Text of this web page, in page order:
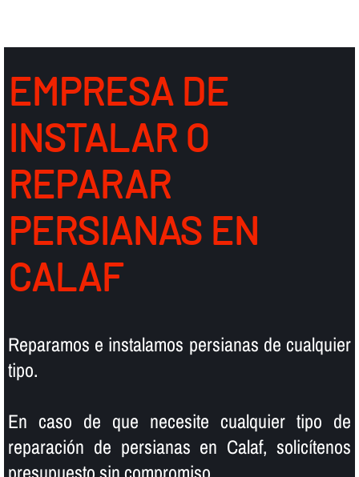
EMPRESA DE
INSTALAR O
REPARAR
PERSIANAS EN
CALAF
Reparamos e instalamos persianas de cualquier
tipo.
En caso de que necesite cualquier tipo de
reparación de persianas en Calaf, solicí­tenos
presupuesto sin compromiso.